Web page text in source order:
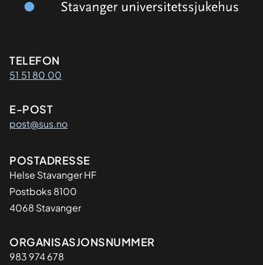
Kontaktinformasjon
TELEFON
51 51 80 00
E-POST
post@sus.no
Adresse
POSTADRESSE
Helse Stavanger HF
Postboks 8100
4068 Stavanger
Organisasjon
ORGANISASJONSNUMMER
983 974 678